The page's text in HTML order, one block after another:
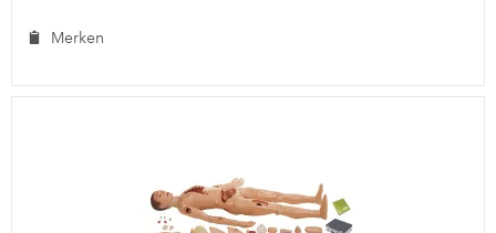
Merken